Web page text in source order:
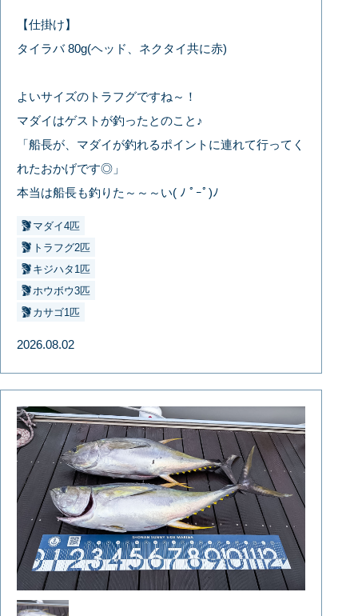
【仕掛け】
タイラバ 80g(ヘッド、ネクタイ共に赤)
よいサイズのトラフグですね～！
マダイはゲストが釣ったとのこと♪
「船長が、マダイが釣れるポイントに連れて行ってく
れたおかげです◎」
本当は船長も釣りた～～～い( ﾉ ﾟｰﾟ)ﾉ
マダイ4匹
トラフグ2匹
キジハタ1匹
ホウボウ3匹
カサゴ1匹
2026.08.02